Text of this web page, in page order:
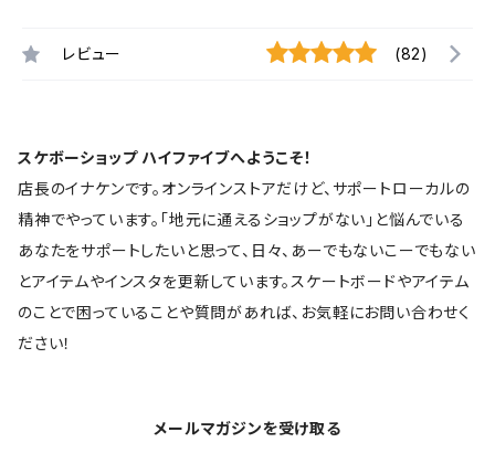
レビュー (82)
スケボーショップ ハイファイブへようこそ！
店長のイナケンです。オンラインストアだけど、サポートローカルの
精神でやっています。「地元に通えるショップがない」と悩んでいる
あなたをサポートしたいと思って、日々、あーでもないこーでもない
とアイテムやインスタを更新しています。スケートボードやアイテム
のことで困っていることや質問があれば、お気軽にお問い合わせく
ださい！
メールマガジンを受け取る